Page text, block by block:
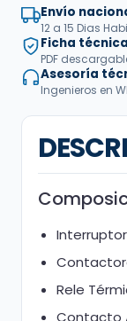
Envío
12 a 15 Dias
Ficha
PDF
Asesoría
Ingenieros en
Rele
Contacto